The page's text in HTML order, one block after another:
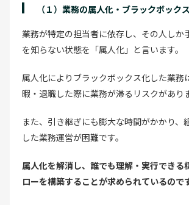
（１）業務の属人化・ブラックボック
業務が特定の担当者に依存し、その人しか
を知らない状態を「属人化」と言います。
属人化によりブラックボックス化した業務
暇・退職した際に業務が滞るリスクがあり
また、引き継ぎにも膨大な時間がかかり、
した業務運営が困難です。
属人化を解消し、誰でも理解・実行できる
ローを構築することが求められているのです